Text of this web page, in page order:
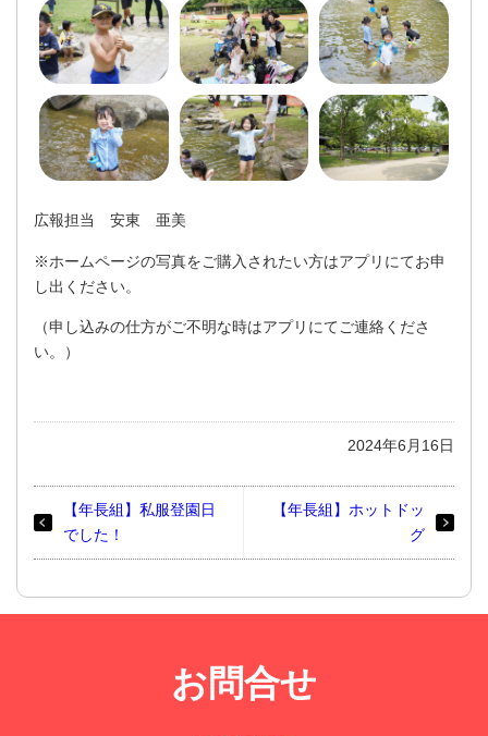
広報担当 安東 亜美
※ホームページの写真をご購入されたい方はアプリにてお申
し出ください。
（申し込みの仕方がご不明な時はアプリにてご連絡くださ
い。）
2024年6月16日
【年長組】私服登園日
でした！
【年長組】ホットドッ
グ
お問合せ